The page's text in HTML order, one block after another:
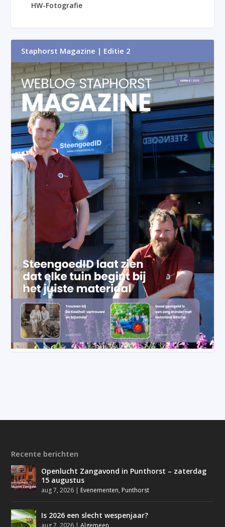
HW-Fotografie
Staphorst Magazine | Editie 2
Recente berichten
Openlucht Zangavond in Punthorst – zaterdag
15 augustus
aug 7, 2026 | Evenementen, Punthorst
Is 2026 een slecht wespenjaar?